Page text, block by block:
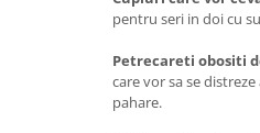
pentru seri in doi cu
Petrecareti obositi
care vor sa se distreze
pahare.